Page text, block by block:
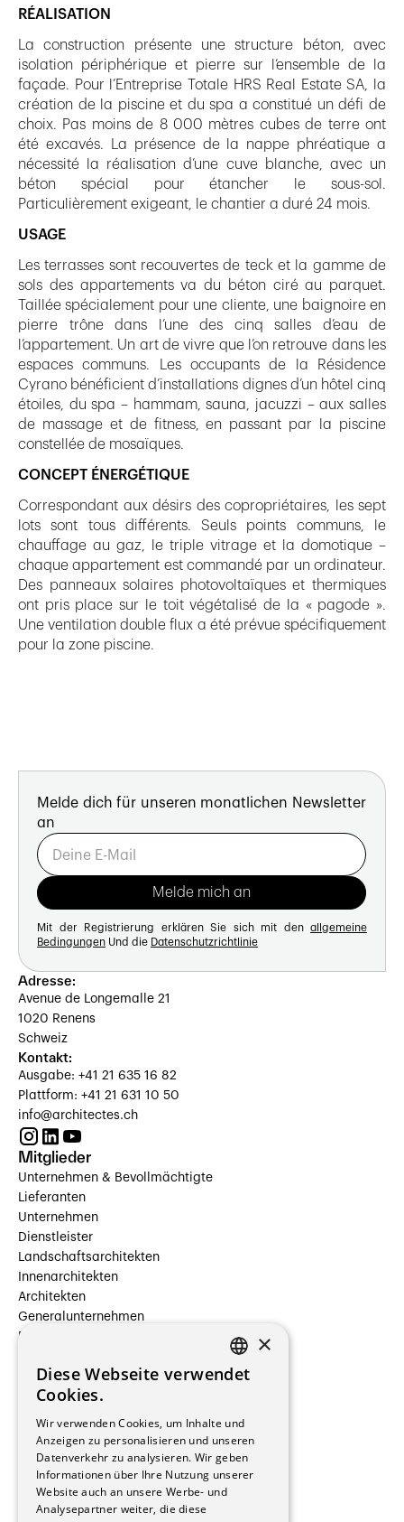
RÉALISATION
La construction présente une structure béton, avec
isolation périphérique et pierre sur l’ensemble de la
façade. Pour l’Entreprise Totale HRS Real Estate SA, la
création de la piscine et du spa a constitué un défi de
choix. Pas moins de 8 000 mètres cubes de terre ont
été excavés. La présence de la nappe phréatique a
nécessité la réalisation d’une cuve blanche, avec un
béton spécial pour étancher le sous-sol.
Particulièrement exigeant, le chantier a duré 24 mois.
USAGE
Les terrasses sont recouvertes de teck et la gamme de
sols des appartements va du béton ciré au parquet.
Taillée spécialement pour une cliente, une baignoire en
pierre trône dans l’une des cinq salles d’eau de
l’appartement. Un art de vivre que l’on retrouve dans les
espaces communs. Les occupants de la Résidence
Cyrano bénéficient d’installations dignes d’un hôtel cinq
étoiles, du spa – hammam, sauna, jacuzzi – aux salles
de massage et de fitness, en passant par la piscine
constellée de mosaïques.
CONCEPT ÉNERGÉTIQUE
Correspondant aux désirs des copropriétaires, les sept
lots sont tous différents. Seuls points communs, le
chauffage au gaz, le triple vitrage et la domotique –
chaque appartement est commandé par un ordinateur.
Des panneaux solaires photovoltaïques et thermiques
ont pris place sur le toit végétalisé de la « pagode ».
Une ventilation double flux a été prévue spécifiquement
pour la zone piscine.
Melde dich für unseren monatlichen Newsletter
an
Mit der Registrierung erklären Sie sich mit den allgemeine
Bedingungen Und die Datenschutzrichtlinie
Adresse:
Avenue de Longemalle 21
1020 Renens
Schweiz
Kontakt:
Ausgabe: +41 21 635 16 82
Plattform: +41 21 631 10 50
info@architectes.ch
Mitglieder
Unternehmen & Bevollmächtigte
Lieferanten
Unternehmen
Dienstleister
Landschaftsarchitekten
Innenarchitekten
Architekten
Generalunternehmen
Beauftragte Unternehmen
Hersteller/Lieferanten
Bauherrschaften
Stockwerkeigentum
Reportagen
Wohnungen
Renovierungen
Innere Umbauten
FRENCH
×
Diese Webseite verwendet
Cookies.
Wir verwenden Cookies, um Inhalte und
Anzeigen zu personalisieren und unseren
Datenverkehr zu analysieren. Wir geben
Informationen über Ihre Nutzung unserer
Website auch an unsere Werbe- und
Analysepartner weiter, die diese